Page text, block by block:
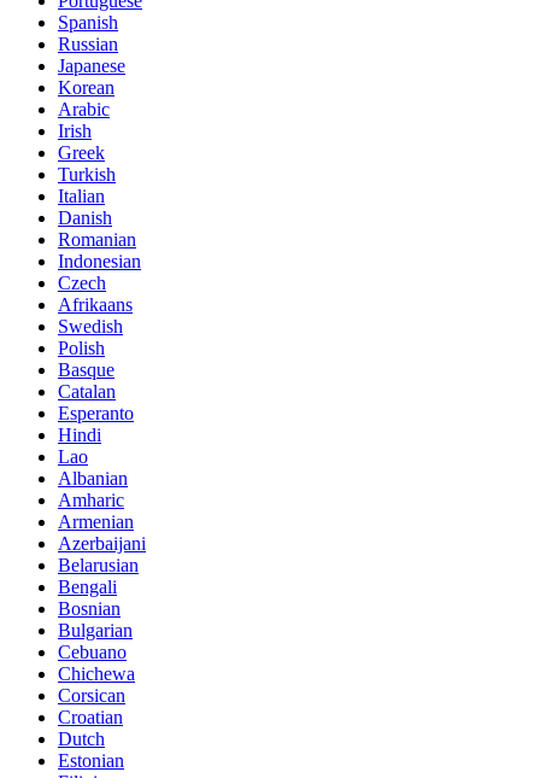
Spanish
Russian
Japanese
Korean
Arabic
Irish
Greek
Turkish
Italian
Danish
Romanian
Indonesian
Czech
Afrikaans
Swedish
Polish
Basque
Catalan
Esperanto
Hindi
Lao
Albanian
Amharic
Armenian
Azerbaijani
Belarusian
Bengali
Bosnian
Bulgarian
Cebuano
Chichewa
Corsican
Croatian
Dutch
Estonian